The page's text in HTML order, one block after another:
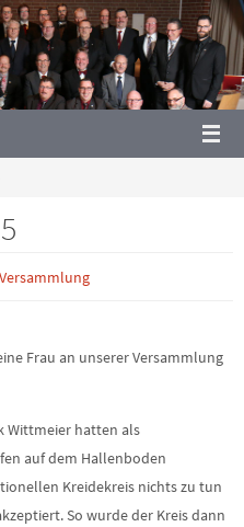
Versammlung
Frau an unserer Versammlung
Wittmeier hatten als
auf dem Hallenboden
Kreidekreis nichts zu tun
So wurde der Kreis dann